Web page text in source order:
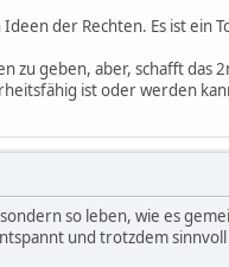
der Rechten. Es ist ein
zu geben, aber, schafft das
ist oder werden
so leben, wie es
und trotzdem